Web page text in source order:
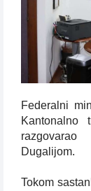
Federalni
Kantonalno
Dugalijom.
Tokom